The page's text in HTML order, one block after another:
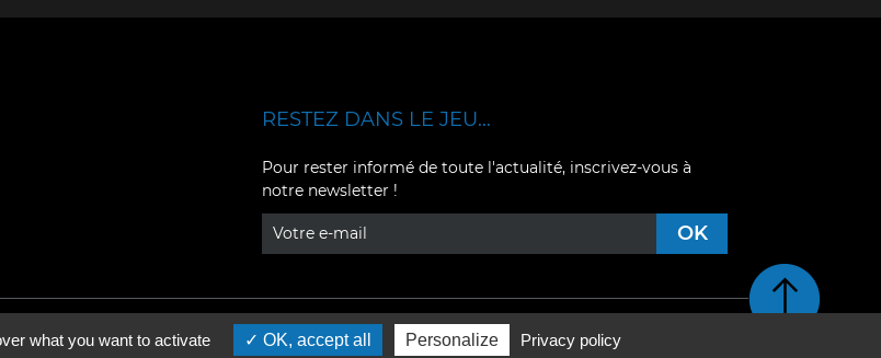
YouTube
RESTEZ DANS LE JEU...
Pour rester informé de toute l'actualité, inscrivez-vous à
notre newsletter !
Retour en haut de page
what you want to activate OK, accept all Personalize Privacy policy